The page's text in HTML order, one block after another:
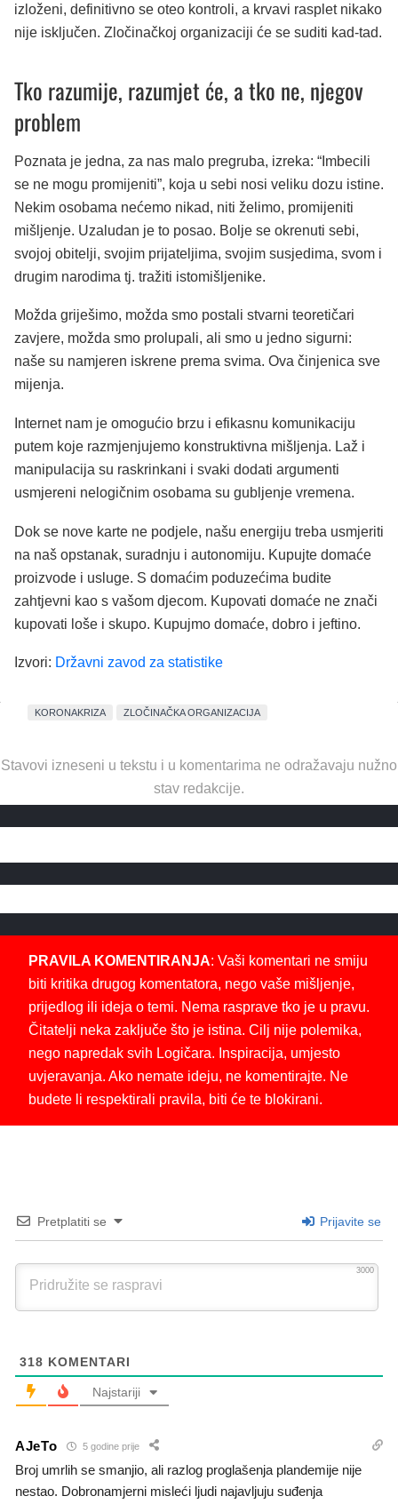
izloženi, definitivno se oteo kontroli, a krvavi rasplet nikako
nije isključen. Zločinačkoj organizaciji će se suditi kad-tad.
Tko razumije, razumjet će, a tko ne, njegov
problem
Poznata je jedna, za nas malo pregruba, izreka: “Imbecili
se ne mogu promijeniti”, koja u sebi nosi veliku dozu istine.
Nekim osobama nećemo nikad, niti želimo, promijeniti
mišljenje. Uzaludan je to posao. Bolje se okrenuti sebi,
svojoj obitelji, svojim prijateljima, svojim susjedima, svom i
drugim narodima tj. tražiti istomišljenike.
Možda griješimo, možda smo postali stvarni teoretičari
zavjere, možda smo prolupali, ali smo u jedno sigurni:
naše su namjeren iskrene prema svima. Ova činjenica sve
mijenja.
Internet nam je omogućio brzu i efikasnu komunikaciju
putem koje razmjenjujemo konstruktivna mišljenja. Laž i
manipulacija su raskrinkani i svaki dodati argumenti
usmjereni nelogičnim osobama su gubljenje vremena.
Dok se nove karte ne podjele, našu energiju treba usmjeriti
na naš opstanak, suradnju i autonomiju. Kupujte domaće
proizvode i usluge. S domaćim poduzećima budite
zahtjevni kao s vašom djecom. Kupovati domaće ne znači
kupovati loše i skupo. Kupujmo domaće, dobro i jeftino.
Izvori: Državni zavod za statistike
KORONAKRIZA ZLOČINAČKA ORGANIZACIJA
Stavovi izneseni u tekstu i u komentarima ne odražavaju nužno
stav redakcije.
PRAVILA KOMENTIRANJA: Vaši komentari ne smiju
biti kritika drugog komentatora, nego vaše mišljenje,
prijedlog ili ideja o temi. Nema rasprave tko je u pravu.
Čitatelji neka zaključe što je istina. Cilj nije polemika,
nego napredak svih Logičara. Inspiracija, umjesto
uvjeravanja. Ako nemate ideju, ne komentirajte. Ne
budete li respektirali pravila, biti će te blokirani.
Pretplatiti se Prijavite se
3000
318 KOMENTARI
Najstariji
AJeTo 5 godine prije
Broj umrlih se smanjio, ali razlog proglašenja plandemije nije
nestao. Dobronamjerni misleći ljudi najavljuju suđenja